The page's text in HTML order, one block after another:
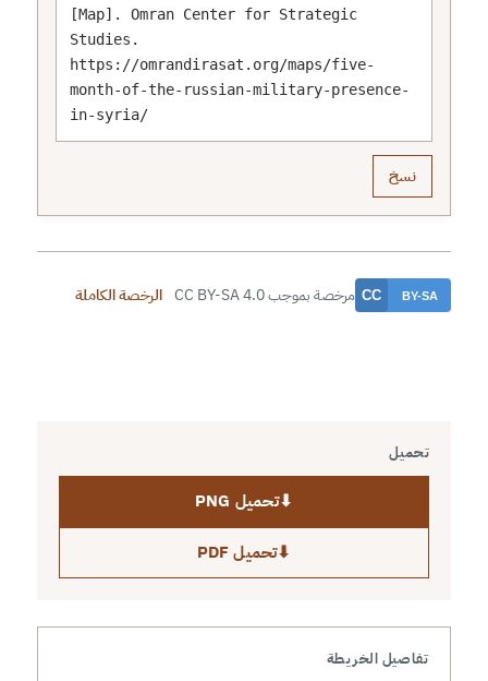
[Map]. Omran Center for Strategic
Studies.
https://omrandirasat.org/maps/five-
month-of-the-russian-military-presence-
in-syria/
نسخ
مرخصة بموجب CC BY-SA 4.0 الرخصة الكاملة
تحميل
⬇تحميل PNG
⬇تحميل PDF
تفاصيل الخريطة